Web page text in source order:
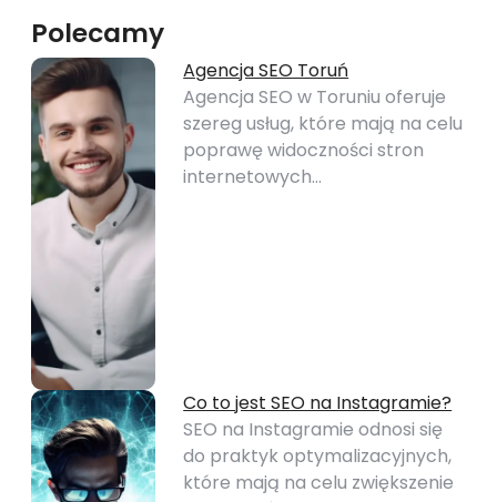
Polecamy
Agencja SEO Toruń
Agencja SEO w Toruniu oferuje
szereg usług, które mają na celu
poprawę widoczności stron
internetowych…
Co to jest SEO na Instagramie?
SEO na Instagramie odnosi się
do praktyk optymalizacyjnych,
które mają na celu zwiększenie